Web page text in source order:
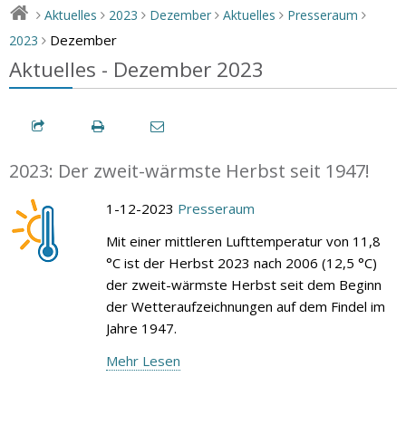
> Aktuelles > 2023 > Dezember > Aktuelles > Presseraum >
2023 > Dezember
Aktuelles - Dezember 2023
2023: Der zweit-wärmste Herbst seit 1947!
1-12-2023 Presseraum
Mit einer mittleren Lufttemperatur von 11,8
°C ist der Herbst 2023 nach 2006 (12,5 °C)
der zweit-wärmste Herbst seit dem Beginn
der Wetteraufzeichnungen auf dem Findel im
Jahre 1947.
Mehr Lesen